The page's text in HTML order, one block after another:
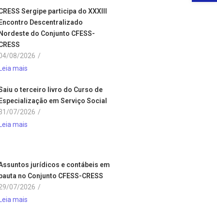
Sergipe participa do XXXIII
Descentralizado
do Conjunto CFESS-
08/2026 /
mais
o terceiro livro do Curso de
em Serviço Social
07/2026 /
mais
jurídicos e contábeis em
no Conjunto CFESS-CRESS
07/2026 /
mais